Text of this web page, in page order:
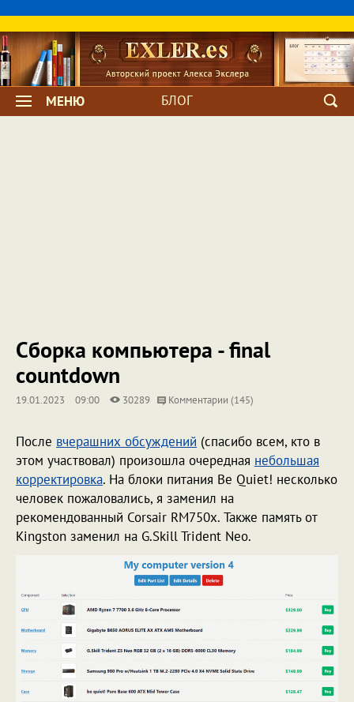
МЕНЮ БЛОГ
Сборка компьютера - final
countdown
19.01.2023 09:00 30289 Комментарии (145)
После вчерашних обсуждений (спасибо всем, кто в
этом участвовал) произошла очередная небольшая
корректировка. На блоки питания Be Quiet! несколько
человек пожаловались, я заменил на
рекомендованный Corsair RM750x. Также память от
Kingston заменил на G.Skill Trident Neo.